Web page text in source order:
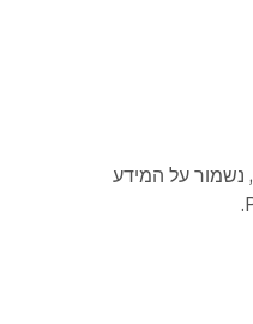
למקרה שתשכח למחוק קבצים שהועלו לממיר PDF ל- PowerPoint, נשמור על המידע